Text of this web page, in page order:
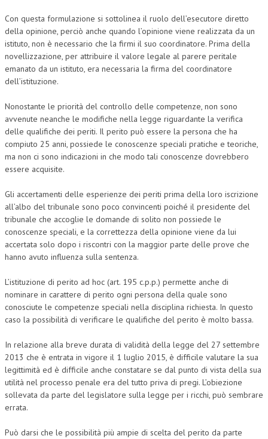
Con questa formulazione si sottolinea il ruolo dell’esecutore diretto
della opinione, perciò anche quando l’opinione viene realizzata da un
istituto, non è necessario che la firmi il suo coordinatore. Prima della
novellizzazione, per attribuire il valore legale al parere peritale
emanato da un istituto, era necessaria la firma del coordinatore
dell’istituzione.
Nonostante le priorità del controllo delle competenze, non sono
avvenute neanche le modifiche nella legge riguardante la verifica
delle qualifiche dei periti. Il perito può essere la persona che ha
compiuto 25 anni, possiede le conoscenze speciali pratiche e teoriche,
ma non ci sono indicazioni in che modo tali conoscenze dovrebbero
essere acquisite.
Gli accertamenti delle esperienze dei periti prima della loro iscrizione
all’albo del tribunale sono poco convincenti poiché il presidente del
tribunale che accoglie le domande di solito non possiede le
conoscenze speciali, e la correttezza della opinione viene da lui
accertata solo dopo i riscontri con la maggior parte delle prove che
hanno avuto influenza sulla sentenza.
L’istituzione di perito ad hoc (art. 195 c.p.p.) permette anche di
nominare in carattere di perito ogni persona della quale sono
conosciute le competenze speciali nella disciplina richiesta. In questo
caso la possibilità di verificare le qualifiche del perito è molto bassa.
In relazione alla breve durata di validità della legge del 27 settembre
2013 che è entrata in vigore il 1 luglio 2015, è difficile valutare la sua
legittimità ed è difficile anche constatare se dal punto di vista della sua
utilità nel processo penale era del tutto priva di pregi. L’obiezione
sollevata da parte del legislatore sulla legge per i ricchi, può sembrare
errata.
Può darsi che le possibilità più ampie di scelta del perito da parte